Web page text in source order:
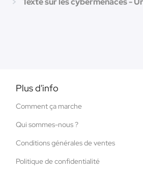
Plus d'info
Comment ça marche
Qui sommes-nous ?
Conditions générales de ventes
Politique de confidentialité